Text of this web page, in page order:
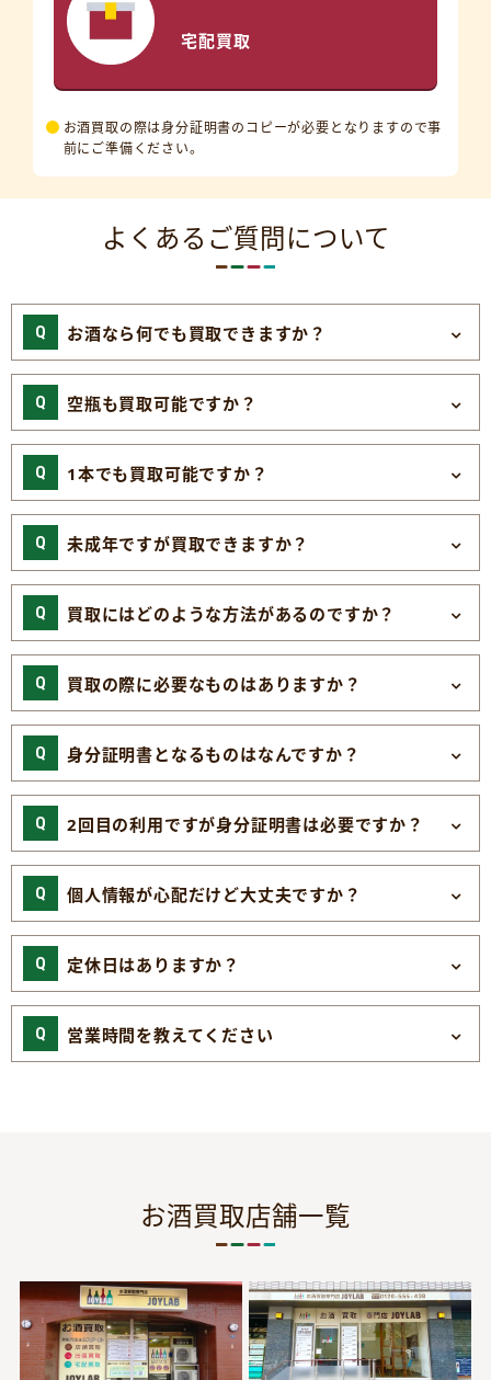
宅配買取
お酒買取の際は身分証明書のコピーが必要となりますので事
前にご準備ください。
よくあるご質問について
お酒なら何でも買取できますか？
空瓶も買取可能ですか？
1本でも買取可能ですか？
未成年ですが買取できますか？
買取にはどのような方法があるのですか？
買取の際に必要なものはありますか？
身分証明書となるものはなんですか？
2回目の利用ですが身分証明書は必要ですか？
個人情報が心配だけど大丈夫ですか？
定休日はありますか？
営業時間を教えてください
お酒買取店舗一覧